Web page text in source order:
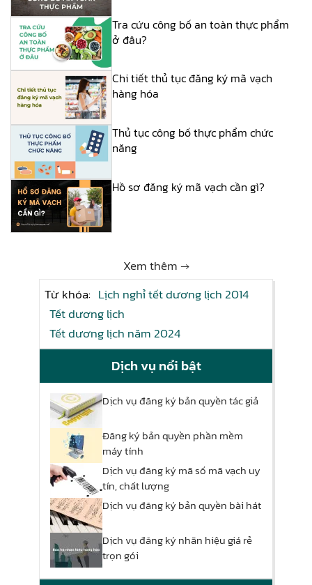
Tra cứu công bố an toàn thực phẩm
ở đâu?
Chi tiết thủ tục đăng ký mã vạch
hàng hóa
Thủ tục công bố thực phẩm chức
năng
Hồ sơ đăng ký mã vạch cần gì?
Xem thêm →
Từ khóa: Lịch nghỉ tết dương lịch 2014
Tết dương lịch
Tết dương lịch năm 2024
Dịch vụ nổi bật
Dịch vụ đăng ký bản quyền tác giả
Đăng ký bản quyền phần mềm
máy tính
Dịch vụ đăng ký mã số mã vạch uy
tín, chất lượng
Dịch vụ đăng ký bản quyền bài hát
Dịch vụ đăng ký nhãn hiệu giá rẻ
trọn gói